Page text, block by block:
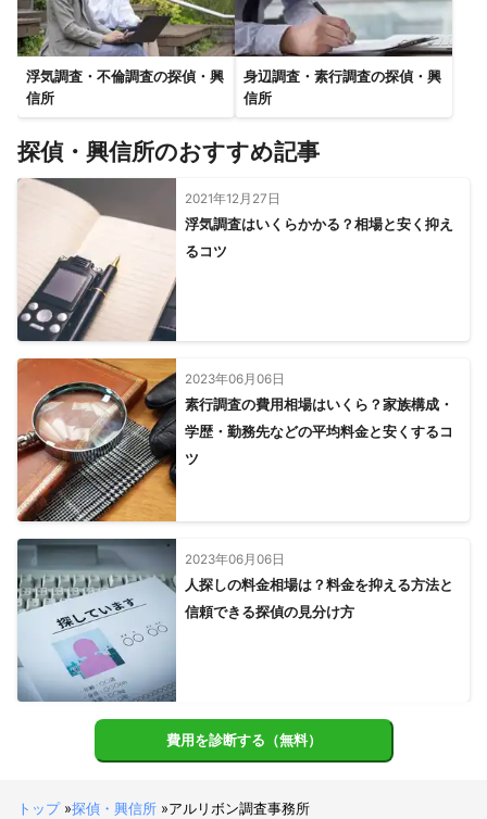
浮気調査・不倫調査の探偵・興
信所
身辺調査・素行調査の探偵・興
信所
探偵・興信所のおすすめ記事
2021年12月27日
浮気調査はいくらかかる？相場と安く抑え
るコツ
2023年06月06日
素行調査の費用相場はいくら？家族構成・
学歴・勤務先などの平均料金と安くするコ
ツ
2023年06月06日
人探しの料金相場は？料金を抑える方法と
信頼できる探偵の見分け方
費用を診断する（無料）
トップ»探偵・興信所 »アルリボン調査事務所